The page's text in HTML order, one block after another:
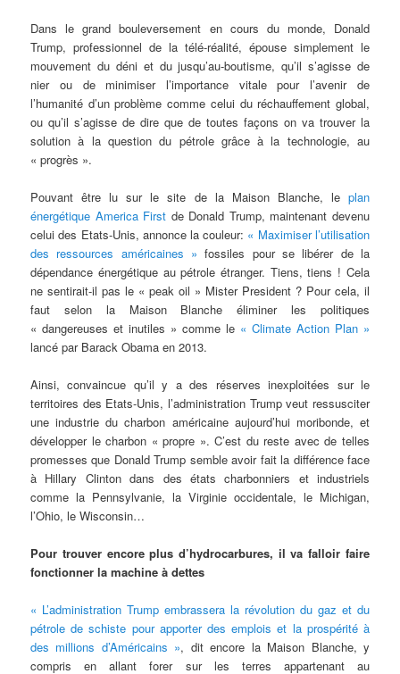
Dans le grand bouleversement en cours du monde, Donald
Trump, professionnel de la télé-réalité, épouse simplement le
mouvement du déni et du jusqu’au-boutisme, qu’il s’agisse de
nier ou de minimiser l’importance vitale pour l’avenir de
l’humanité d’un problème comme celui du réchauffement global,
ou qu’il s’agisse de dire que de toutes façons on va trouver la
solution à la question du pétrole grâce à la technologie, au
« progrès ».
Pouvant être lu sur le site de la Maison Blanche, le plan
énergétique America First de Donald Trump, maintenant devenu
celui des Etats-Unis, annonce la couleur: « Maximiser l’utilisation
des ressources américaines » fossiles pour se libérer de la
dépendance énergétique au pétrole étranger. Tiens, tiens ! Cela
ne sentirait-il pas le « peak oil » Mister President ? Pour cela, il
faut selon la Maison Blanche éliminer les politiques
« dangereuses et inutiles » comme le « Climate Action Plan »
lancé par Barack Obama en 2013.
Ainsi, convaincue qu’il y a des réserves inexploitées sur le
territoires des Etats-Unis, l’administration Trump veut ressusciter
une industrie du charbon américaine aujourd’hui moribonde, et
développer le charbon « propre ». C’est du reste avec de telles
promesses que Donald Trump semble avoir fait la différence face
à Hillary Clinton dans des états charbonniers et industriels
comme la Pennsylvanie, la Virginie occidentale, le Michigan,
l’Ohio, le Wisconsin…
Pour trouver encore plus d’hydrocarbures, il va falloir faire
fonctionner la machine à dettes
« L’administration Trump embrassera la révolution du gaz et du
pétrole de schiste pour apporter des emplois et la prospérité à
des millions d’Américains », dit encore la Maison Blanche, y
compris en allant forer sur les terres appartenant au